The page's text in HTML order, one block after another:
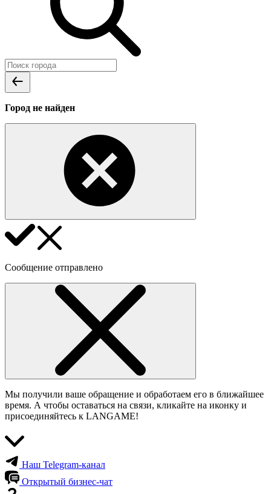
Город не найден
Сообщение отправлено
Мы получили ваше обращение и обработаем его в ближайшее
время. А чтобы оставаться на связи, кликайте на иконку и
присоединяйтесь к LANGAME!
Наш Telegram-канал
Открытый бизнес-чат